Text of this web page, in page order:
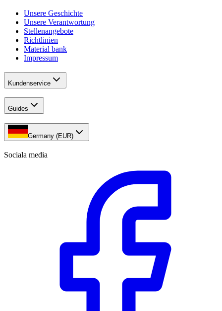
Unsere Geschichte
Unsere Verantwortung
Stellenangebote
Richtlinien
Material bank
Impressum
Kundenservice
Guides
Germany (EUR)
Sociala media